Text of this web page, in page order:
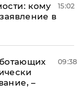
кому
в
15:02
–
09:38